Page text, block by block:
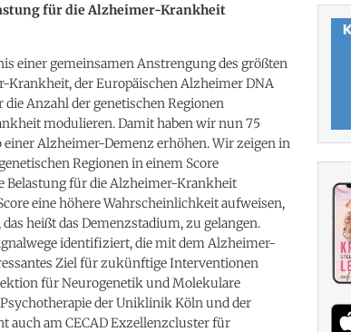
für die Alzheimer-Krankheit
einer gemeinsamen Anstrengung des größten
der Europäischen Alzheimer DNA
Anzahl der genetischen Regionen
modulieren. Damit haben wir nun 75
einer Alzheimer-Demenz erhöhen. Wir zeigen in
Regionen in einem Score
Belastung für die Alzheimer-Krankheit
eine höhere Wahrscheinlichkeit aufweisen,
heißt das Demenzstadium, zu gelangen.
identifiziert, die mit dem Alzheimer-
Ziel für zukünftige Interventionen
für Neurogenetik und Molekulare
der Uniklinik Köln und der
auch am CECAD Exzellenzcluster für